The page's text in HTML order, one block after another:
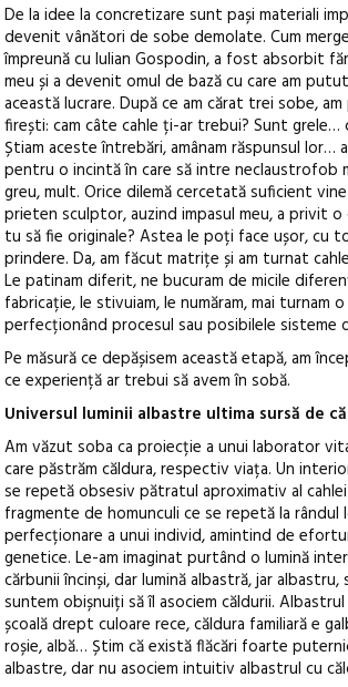
De la idee la concretizare sunt pași materiali
devenit vânători de sobe demolate. Cum
împreună cu Iulian Gospodin, a fost absorbit
meu și a devenit omul de bază cu care am
această lucrare. După ce am cărat trei sobe,
firești: cam câte cahle ți-ar trebui? Sunt grele…
Știam aceste întrebări, amânam răspunsul lor…
pentru o incintă în care să intre neclaustrofob
greu, mult. Orice dilemă cercetată suficient
prieten sculptor, auzind impasul meu, a privit o
tu să fie originale? Astea le poți face ușor, cu
prindere. Da, am făcut matrițe și am turnat
Le patinam diferit, ne bucuram de micile
fabricație, le stivuiam, le număram, mai turnam
perfecționând procesul sau posibilele sisteme
Pe măsură ce depășisem această etapă, am
ce experiență ar trebui să avem în sobă.
Universul luminii albastre ultima sursă de
Am văzut soba ca proiecție a unui laborator
care păstrăm căldura, respectiv viața. Un
se repetă obsesiv pătratul aproximativ al
fragmente de homunculi ce se repetă la rândul
perfecționare a unui individ, amintind de
genetice. Le-am imaginat purtând o lumină
cărbunii încinși, dar lumină albastră, jar
suntem obișnuiți să îl asociem căldurii.
școală drept culoare rece, căldura familiară e
roșie, albă… Știm că există flăcări foarte
albastre, dar nu asociem intuitiv albastrul cu